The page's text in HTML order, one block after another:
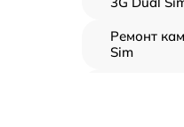
Ремонт
Sim